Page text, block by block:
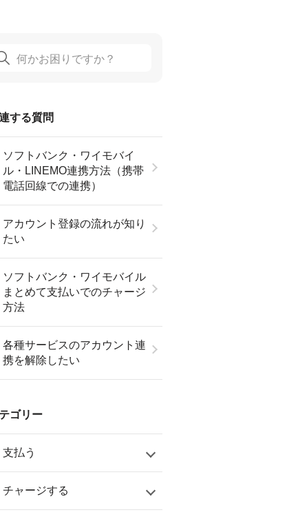
する質問
ソフトバンク・ワイモバイ
ル・LINEMO連携方法（携帯
電話回線での連携）
アカウント登録の流れが知り
たい
ソフトバンク・ワイモバイル
まとめて支払いでのチャージ
方法
各種サービスのアカウント連
携を解除したい
ゴリー
支払う
チャージする